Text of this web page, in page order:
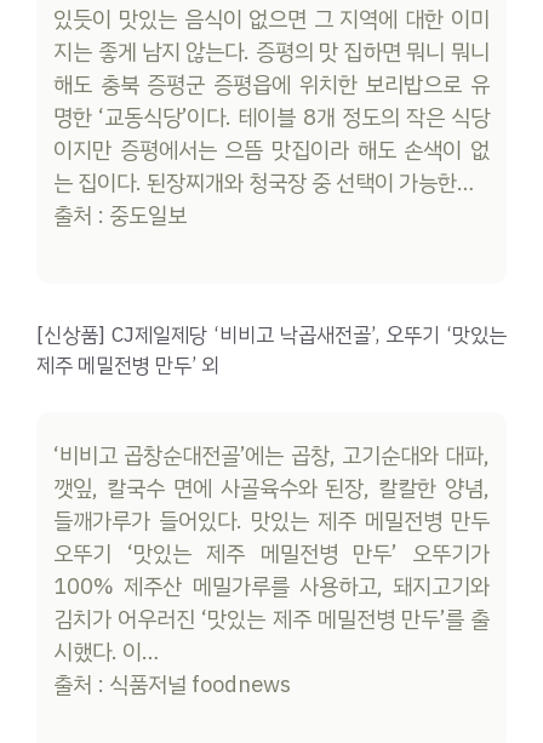
있듯이 맛있는 음식이 없으면 그 지역에 대한 이미
지는 좋게 남지 않는다. 증평의 맛 집하면 뭐니 뭐니
해도 충북 증평군 증평읍에 위치한 보리밥으로 유
명한 ‘교동식당’이다. 테이블 8개 정도의 작은 식당
이지만 증평에서는 으뜸 맛집이라 해도 손색이 없
는 집이다. 된장찌개와 청국장 중 선택이 가능한…
출처 : 중도일보
[신상품] CJ제일제당 ‘비비고 낙곱새전골’, 오뚜기 ‘맛있는
제주 메밀전병 만두’ 외
‘비비고 곱창순대전골’에는 곱창, 고기순대와 대파,
깻잎, 칼국수 면에 사골육수와 된장, 칼칼한 양념,
들깨가루가 들어있다. 맛있는 제주 메밀전병 만두
오뚜기 ‘맛있는 제주 메밀전병 만두’ 오뚜기가
100% 제주산 메밀가루를 사용하고, 돼지고기와
김치가 어우러진 ‘맛있는 제주 메밀전병 만두’를 출
시했다. 이…
출처 : 식품저널 foodnews